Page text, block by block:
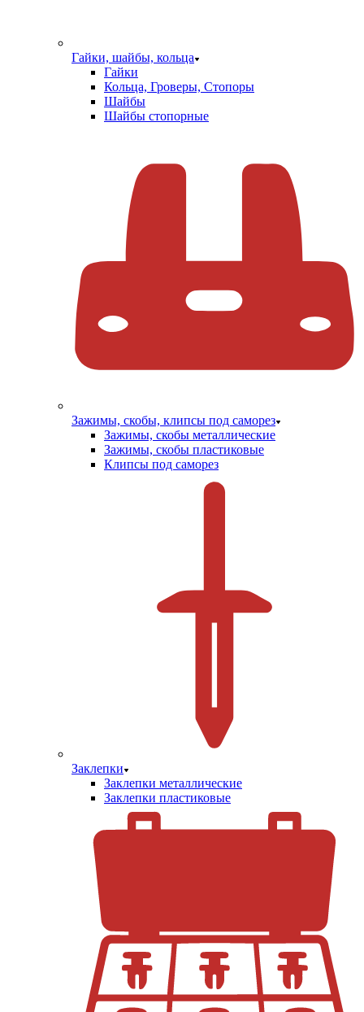
Гайки, шайбы, кольца
Гайки
Кольца, Гроверы, Стопоры
Шайбы
Шайбы стопорные
Зажимы, скобы, клипсы под саморез
Зажимы, скобы металлические
Зажимы, скобы пластиковые
Клипсы под саморез
Заклепки
Заклепки металлические
Заклепки пластиковые